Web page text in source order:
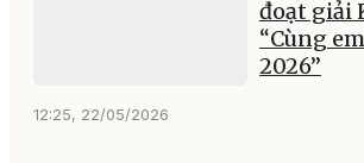
đoạt giải
“Cùng
2026”
12:25, 22/05/2026